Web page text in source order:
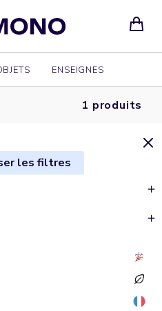
ENSEIGNES
1 produits
les filtres